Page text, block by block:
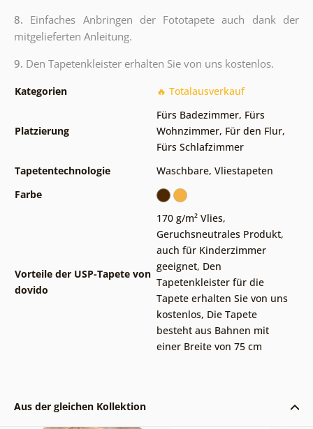
8. Einfaches Anbringen der Fototapete auch dank der
mitgelieferten Anleitung.
9. Den Tapetenkleister erhalten Sie von uns kostenlos.
Kategorien 🔥 Totalausverkauf
Platzierung
Fürs Badezimmer, Fürs
Wohnzimmer, Für den Flur,
Fürs Schlafzimmer
Tapetentechnologie
Waschbare, Vliestapeten
Farbe
Vorteile der USP-Tapete von
dovido
170 g/m² Vlies,
Geruchsneutrales Produkt,
auch für Kinderzimmer
geeignet, Den
Tapetenkleister für die
Tapete erhalten Sie von uns
kostenlos, Die Tapete
besteht aus Bahnen mit
einer Breite von 75 cm
Aus der gleichen Kollektion